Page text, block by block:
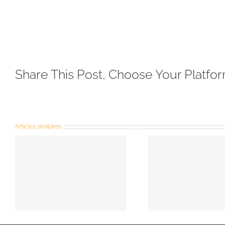
Share This Post, Choose Your
Articles similaires